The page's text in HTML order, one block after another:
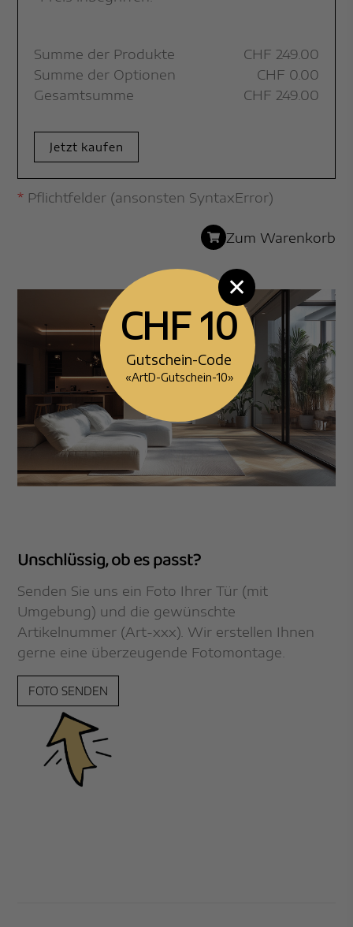
Summe der Produkte CHF 249.00
Summe der Optionen
CHF 0.00
Gesamtsumme
CHF 249.00
Jetzt kaufen
* Pflichtfelder (ansonsten SyntaxError)
Zum Warenkorb
Unschlüssig, ob es passt?
Senden Sie uns ein Foto Ihrer Tür (mit
Umgebung) und die gewünschte
Artikelnummer (Art-xxx). Wir erstellen Ihnen
gerne eine überzeugende Fotomontage.
FOTO SENDEN
✕
CHF 10
«ArtD-Gutschein-10»